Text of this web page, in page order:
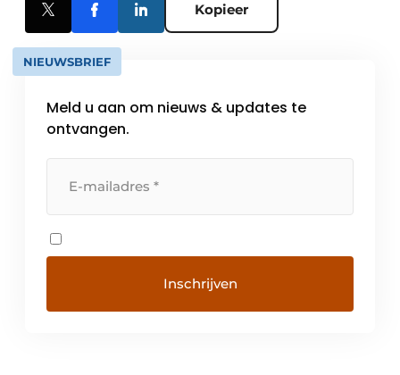
Kopieer
NIEUWSBRIEF
Meld u aan om nieuws & updates te
ontvangen.